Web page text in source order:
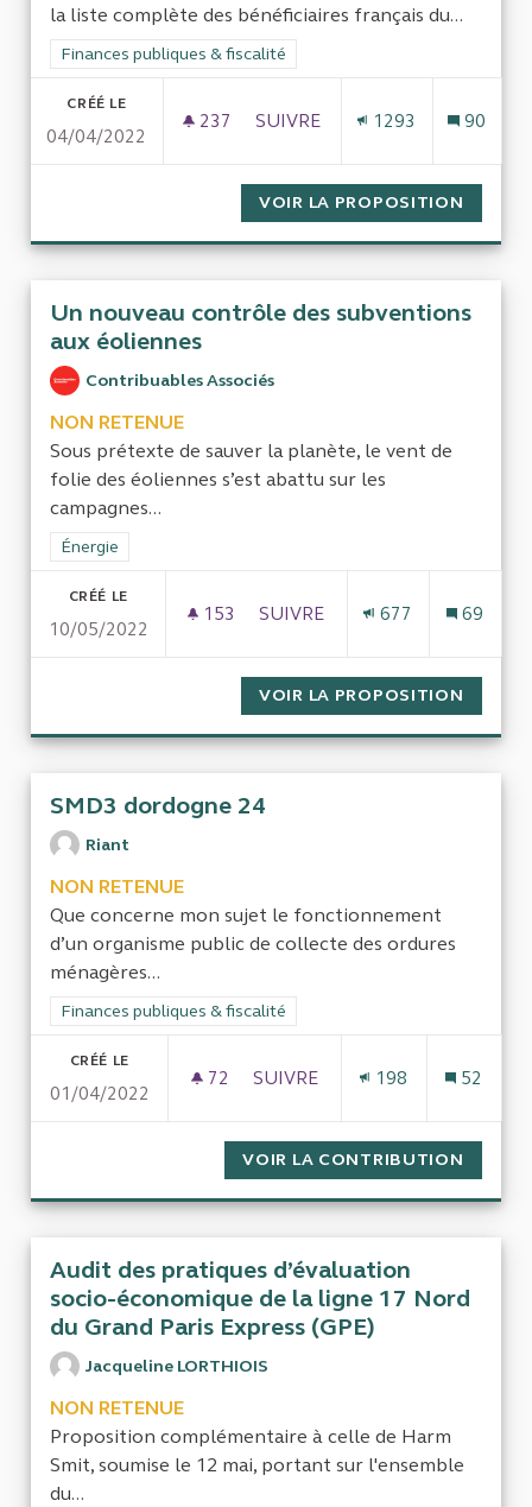
la liste complète des bénéficiaires français du...
Filtrer les résultats de la catégorie : Finances publiques &
Finances publiques & fiscalité
CRÉÉ LE
04/04/2022
237 237 ABONNÉS
SUIVRE
1293 90
VOIR LA PROPOSITION
Un nouveau contrôle des subventions
aux éoliennes
Contribuables Associés
NON RETENUE
Sous prétexte de sauver la planète, le vent de
folie des éoliennes s’est abattu sur les
campagnes...
Filtrer les résultats de la catégorie : Énergie
Énergie
CRÉÉ LE
10/05/2022
153 153 ABONNÉS
SUIVRE
677 69
VOIR LA PROPOSITION
SMD3 dordogne 24
Riant
NON RETENUE
Que concerne mon sujet le fonctionnement
d’un organisme public de collecte des ordures
ménagères...
Filtrer les résultats de la catégorie : Finances publiques &
Finances publiques & fiscalité
CRÉÉ LE
01/04/2022
72 72 ABONNÉS
SUIVRE
198 52
VOIR LA CONTRIBUTION
Audit des pratiques d’évaluation
socio-économique de la ligne 17 Nord
du Grand Paris Express (GPE)
Jacqueline LORTHIOIS
NON RETENUE
Proposition complémentaire à celle de Harm
Smit, soumise le 12 mai, portant sur l'ensemble
du...